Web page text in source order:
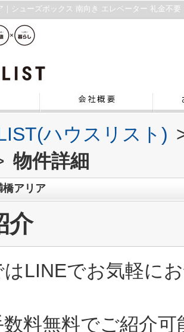
ハウスリスト)
物件詳細
橋アリア
介
はLINEでお気軽に
料無料でご紹介